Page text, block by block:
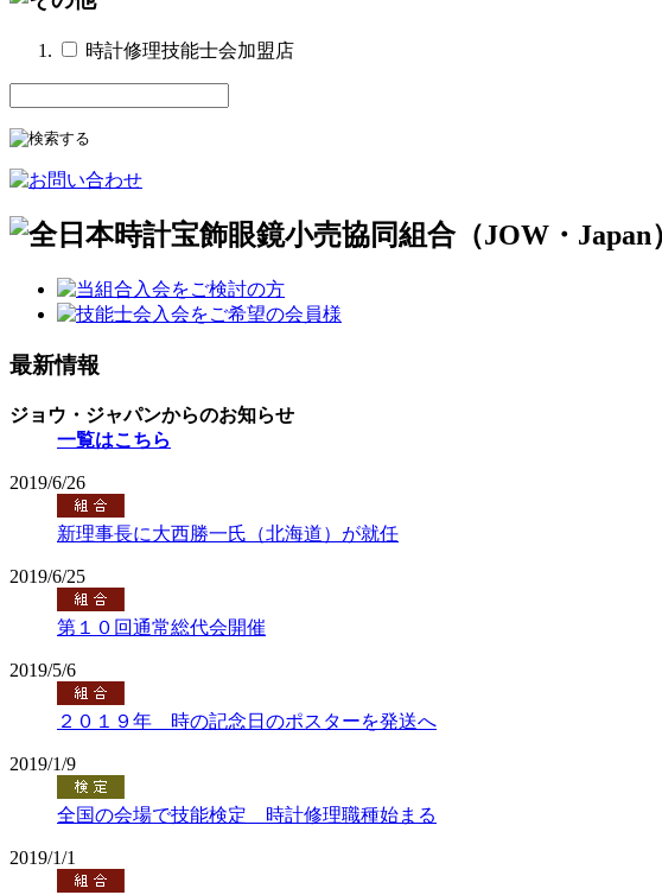
時計修理技能士会加盟店
最新情報
ジョウ・ジャパンからのお知らせ
一覧はこちら
2019/6/26
新理事長に大西勝一氏（北海道）が就任
2019/6/25
第１０回通常総代会開催
2019/5/6
２０１９年 時の記念日のポスターを発送へ
2019/1/9
全国の会場で技能検定 時計修理職種始まる
2019/1/1